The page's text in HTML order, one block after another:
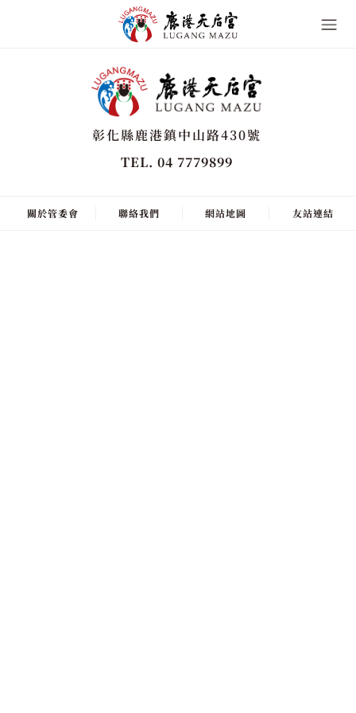
彰化縣鹿港鎮中山路430號
TEL. 04 7779899
關於管委會 聯絡我們 網站地圖 友站連結